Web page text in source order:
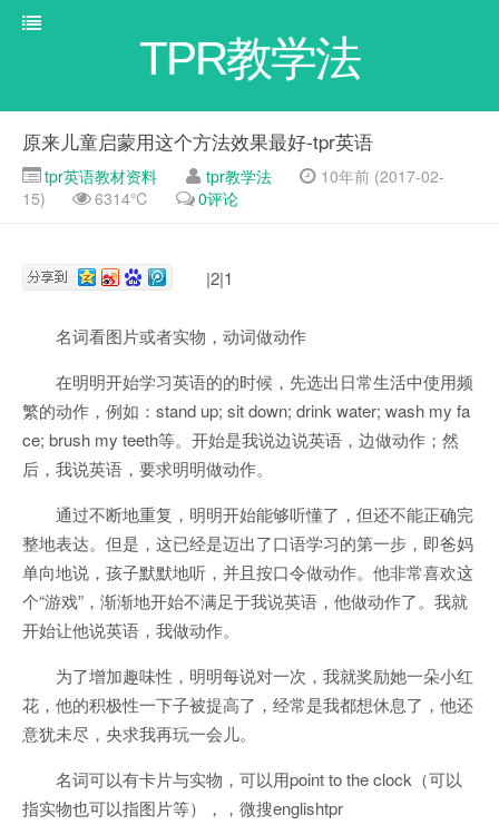
TPR教学法
原来儿童启蒙用这个方法效果最好-tpr英语
tpr英语教材资料 tpr教学法
10年前 (2017-02-
15)
6314℃ 0评论
|2|1
名词看图片或者实物，动词做动作
在明明开始学习英语的的时候，先选出日常生活中使用频
繁的动作，例如：stand up; sit down; drink water; wash my fa
ce; brush my teeth等。开始是我说边说英语，边做动作；然
后，我说英语，要求明明做动作。
通过不断地重复，明明开始能够听懂了，但还不能正确完
整地表达。但是，这已经是迈出了口语学习的第一步，即爸妈
单向地说，孩子默默地听，并且按口令做动作。他非常喜欢这
个“游戏”，渐渐地开始不满足于我说英语，他做动作了。我就
开始让他说英语，我做动作。
为了增加趣味性，明明每说对一次，我就奖励她一朵小红
花，他的积极性一下子被提高了，经常是我都想休息了，他还
意犹未尽，央求我再玩一会儿。
名词可以有卡片与实物，可以用point to the clock（可以
指实物也可以指图片等），，微搜englishtpr